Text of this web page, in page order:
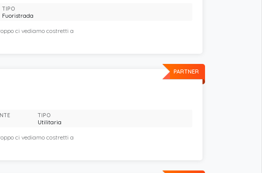
ci vediamo costretti a
TIPO
Fuoristrada
PARTNER
ci vediamo costretti a
TIPO
Utilitaria